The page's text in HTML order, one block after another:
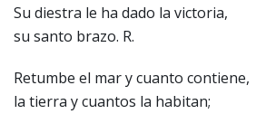
Su diestra le ha dado la victoria,
su santo brazo. R.
Retumbe el mar y cuanto contiene,
la tierra y cuantos la habitan;